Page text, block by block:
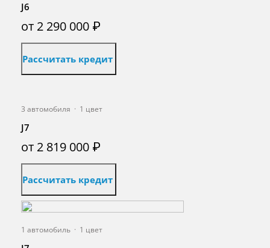
J6
от 2 290 000 ₽
Рассчитать кредит
3 автомобиля · 1 цвет
J7
от 2 819 000 ₽
Рассчитать кредит
1 автомобиль · 1 цвет